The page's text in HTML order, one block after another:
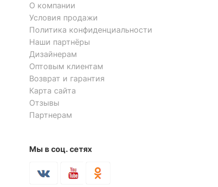
О компании
Условия продажи
Политика конфиденциальности
Наши партнёры
Дизайнерам
Оптовым клиентам
Возврат и гарантия
Карта сайта
Отзывы
Партнерам
Мы в соц. сетях